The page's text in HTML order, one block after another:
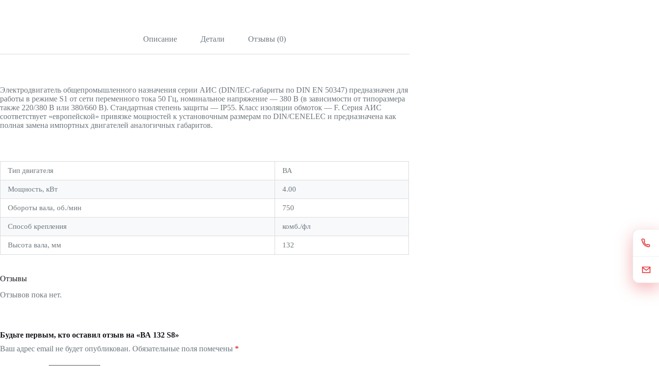
Описание Детали Отзывы (0)
Электродвигатель общепромышленного назначения серии АИС (DIN/IEC-габариты по DIN EN 50347) предназначен для
работы в режиме S1 от сети переменного тока 50 Гц, номинальное напряжение — 380 В (в зависимости от типоразмера
также 220/380 В или 380/660 В). Стандартная степень защиты — IP55. Класс изоляции обмоток — F. Серия АИС
соответствует «европейской» привязке мощностей к установочным размерам по DIN/CENELEC и предназначена как
полная замена импортных двигателей аналогичных габаритов.
Тип двигателя ВА
Мощность, кВт 4.00
Обороты вала, об./мин 750
Способ крепления комб./фл
Высота вала, мм 132
Отзывы
Отзывов пока нет.
Будьте первым, кто оставил отзыв на «ВА 132 S8»
Ваш адрес email не будет опубликован. Обязательные поля помечены *